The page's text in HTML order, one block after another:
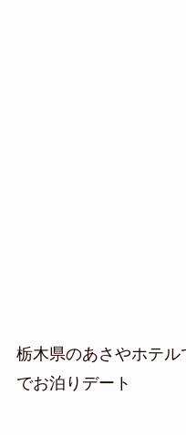
栃木県のあさやホテ
でお泊りデート